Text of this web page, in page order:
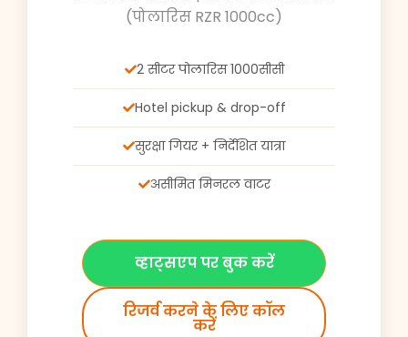
(पोलारिस RZR 1000cc)
2 सीटर पोलारिस 1000सीसी
Hotel pickup & drop-off
सुरक्षा गियर + निर्देशित यात्रा
असीमित मिनरल वाटर
व्हाट्सएप पर बुक करें
रिजर्व करने के लिए कॉल
करें